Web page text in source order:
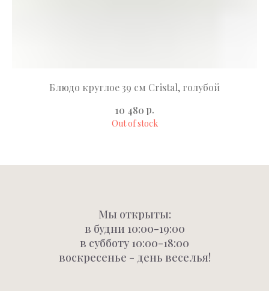
Блюдо круглое 39 см Cristal, голубой
10 480 р.
Out of stock
Мы открыты:
в будни 10:00-19:00
в субботу 10:00-18:00
воскресенье - день веселья!